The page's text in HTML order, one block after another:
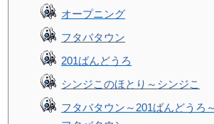
オープニング
フタバタウン
201ばんどうろ
シンジこのほとり～シンジこ
フタバタウン～201ばんどうろ